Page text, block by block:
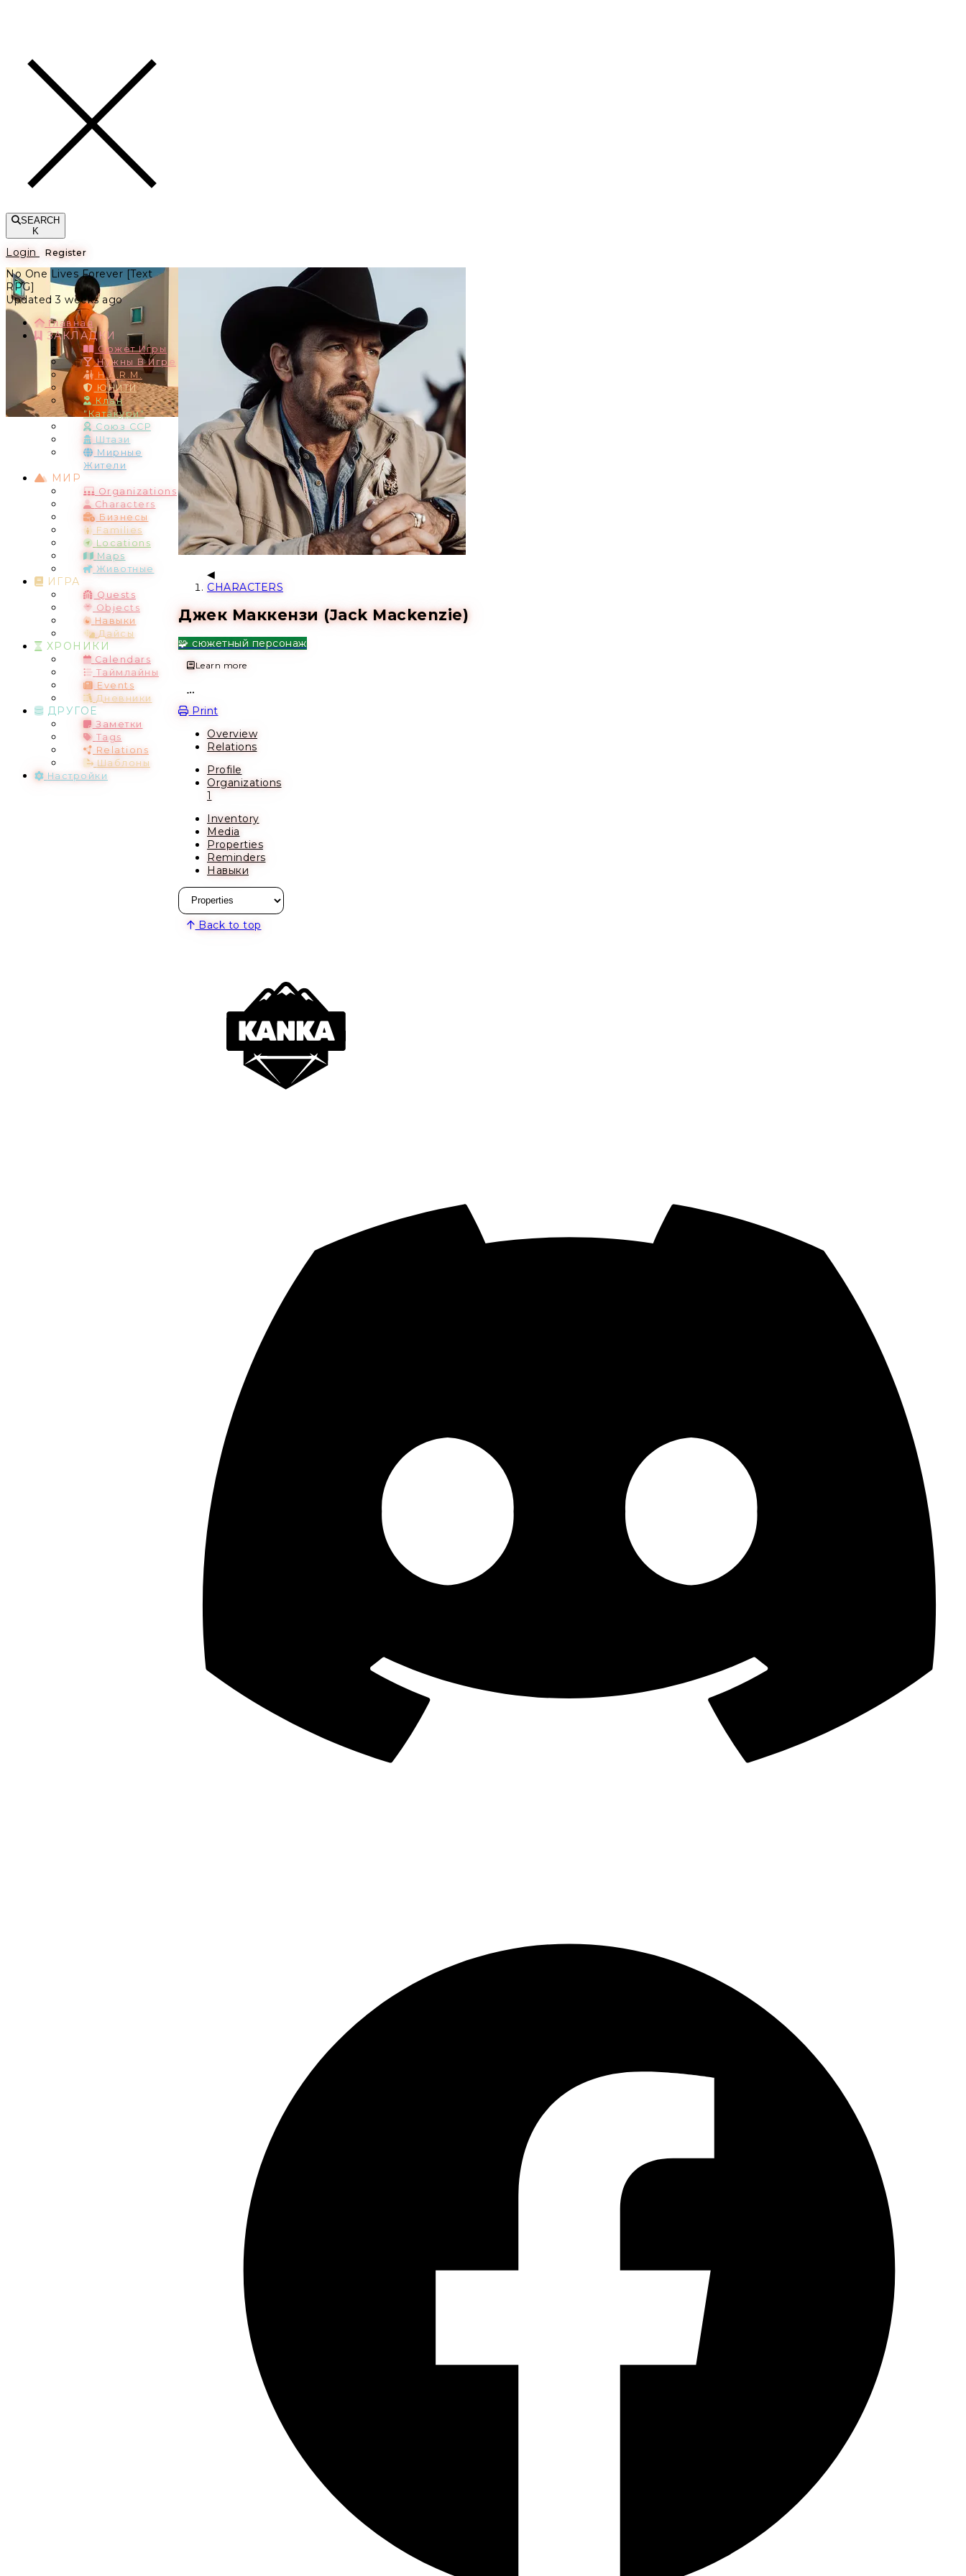
SEARCH
K
Login Register
No One Lives Forever [Text
RPG]
Updated 3 weeks ago
Главная
ЗАКЛАДКИ
Сюжет Игры
Нужны В Игре
H.A.R.M.
ЮНИТИ
Клан
"Катакури"
Союз ССР
Штази
Мирные
Жители
МИР
Organizations
Characters
Бизнесы
Families
Locations
Maps
Животные
ИГРА
Quests
Objects
Навыки
Дайсы
ХРОНИКИ
Calendars
Таймлайны
Events
Дневники
ДРУГОЕ
Заметки
Tags
Relations
Шаблоны
Настройки
CHARACTERS
Джек Маккензи (Jack Mackenzie)
🧩 сюжетный персонаж
Learn more
Print
Overview
Relations
Profile
Organizations
1
Inventory
Media
Properties
Reminders
Навыки
Back to top